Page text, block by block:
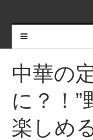
中華の
に？！”
楽しめ